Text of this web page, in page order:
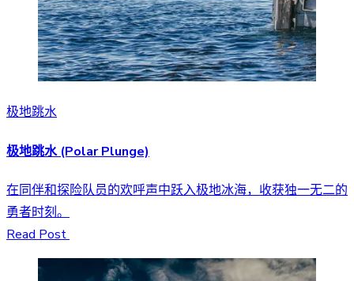
极地跳水
极地跳水 (Polar Plunge)
在同伴和探险队员的欢呼声中跃入极地冰海，收获独一无二的
勇者时刻。
Read Post